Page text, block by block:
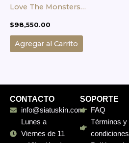
Love The Monsters
$98,550.00
Agregar al Carrito
CONTACTO
info@siatuskin.com
Lunes a
Viernes de 11
SOPORTE
FAQ
Términos y
condiciones